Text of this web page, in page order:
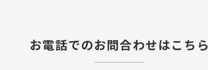
お電話でのお問合わせはこちら